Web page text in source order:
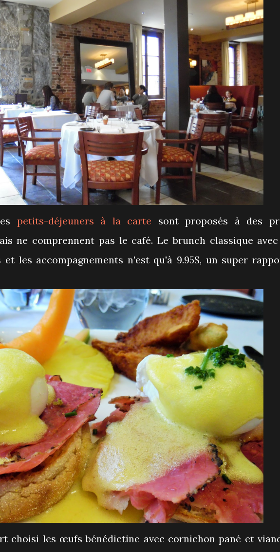
petits-déjeuners à la carte sont proposés à des
ne comprennent pas le café. Le brunch classique
les accompagnements n'est qu'à 9.95$, un super
choisi les œufs bénédictine avec cornichon pané et